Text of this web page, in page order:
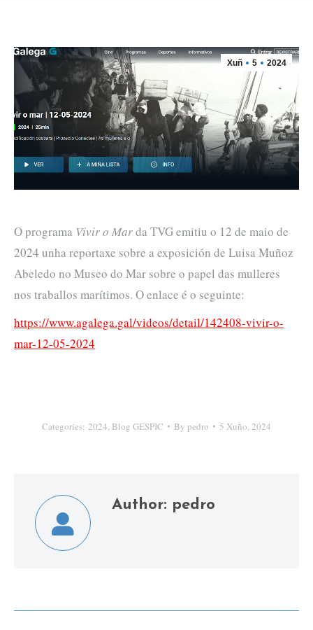
Xuñ 5 2024
O programa Vivir o Marda TVG emitiu o 12 de maio de
2024 unha reportaxe sobre a exposición de Luisa Muñoz
Abeledo no Museo do Mar sobre o papel das mulleres
nos traballos marítimos. O enlace é o seguinte:
https://www.agalega.gal/videos/detail/142408-vivir-o-
mar-12-05-2024
Categories: 2024, Blog GESPIC By pedro 5 Xuño, 2024
Author: pedro